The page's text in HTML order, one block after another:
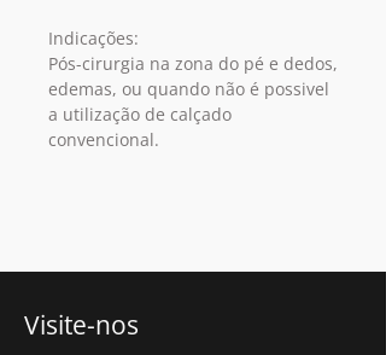
Indicações:
Pós-cirurgia na zona do pé e dedos,
edemas, ou quando não é possivel
a utilização de calçado
convencional.
Visite-nos